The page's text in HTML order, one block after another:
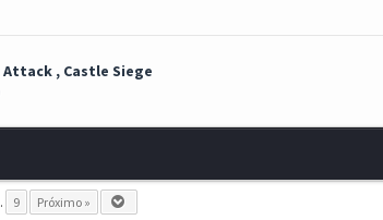
, Castle Siege
5 em média
12345
9 Próximo »